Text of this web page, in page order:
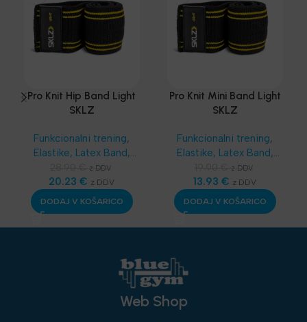
Pro Knit Hip Band Light
SKLZ
Funkcionalni trening,
Elastike, Latex Band,
SKLZ Funkcionalni
trening,Aerobika in
Joga , Najnovejša
z DDV
20.23€ z DDV
DODAJ V KOŠARICO
Pro Knit Mini Band Light
SKLZ
Funkcionalni trening,
Elastike, Latex Band,
SKLZ Funkcionalni
trening, Aerobika in
Joga , Najnovejša
z DDV
13.93€ z DDV
DODAJ V KOŠARICO
Web Shop